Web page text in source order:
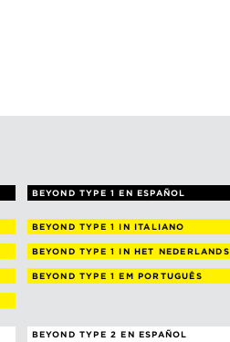
BEYOND TYPE 1 EN ESPAÑOL
BEYOND TYPE 1IN ITALIANO
BEYOND TYPE 1IN HET NEDERLANDS
BEYOND TYPE 1EM PORTUGUÊS
BEYOND TYPE 2 EN ESPAÑOL